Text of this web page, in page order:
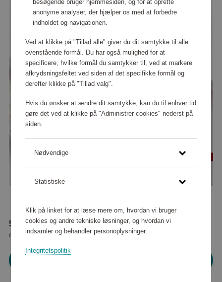
58 190 point
eller
529 kr
besøgende bruger hjemmesiden, og for at oprette
anonyme analyser, der hjælper os med at forbedre
indholdet og navigationen.
Ved at klikke på "Tillad alle" giver du dit samtykke til alle
ovenstående formål. Du har også mulighed for at
specificere, hvilke formål du samtykker til, ved at markere
afkrydsningsfeltet ved siden af det specifikke formål og
derefter klikke på "Tillad valg".
Hvis du ønsker at ændre dit samtykke, kan du til enhver tid
gøre det ved at klikke på "Administrer cookies" nederst på
siden.
Nødvendige
Statistiske
Klik på linket for at læse mere om, hvordan vi bruger
cookies og andre tekniske løsninger, og hvordan vi
indsamler og behandler personoplysninger.
Integritetspolitik